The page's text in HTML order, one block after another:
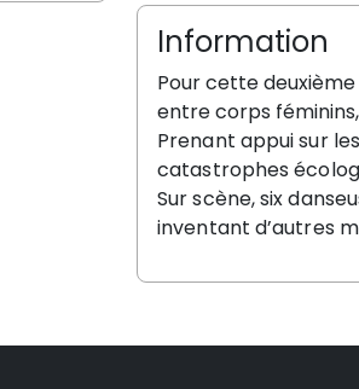
Information
Pour cette
entre corps
Prenant appui sur
catastrophes
Sur scène, six
inventant d’autres